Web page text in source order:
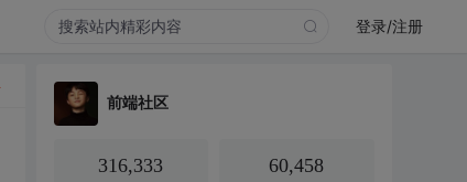
登录/注册
前端社区
316,333 60,458